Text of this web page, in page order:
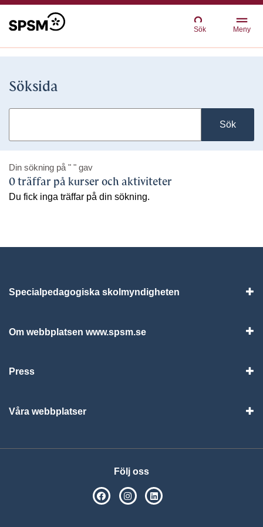
Sök Meny
Söksida
Sök
Din sökning på " " gav
0 träffar på kurser och aktiviteter
Du fick inga träffar på din sökning.
Specialpedagogiska skolmyndigheten
Om webbplatsen www.spsm.se
Press
Våra webbplatser
Följ oss
SPSM på Facebook
SPSM på Instagram